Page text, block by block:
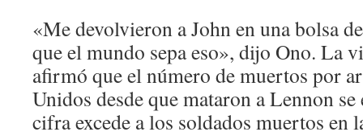
«Me devolvieron a John en una bolsa
que el mundo sepa eso», dijo Ono. La
afirmó que el número de muertos por
Unidos desde que mataron a Lennon se
cifra excede a los soldados muertos en